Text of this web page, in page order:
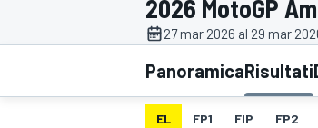
MOTOGP
2026 MotoGP
27 mar 2026 al 29 mar
PanoramicaRisultati
EL FP1 FIP FP2